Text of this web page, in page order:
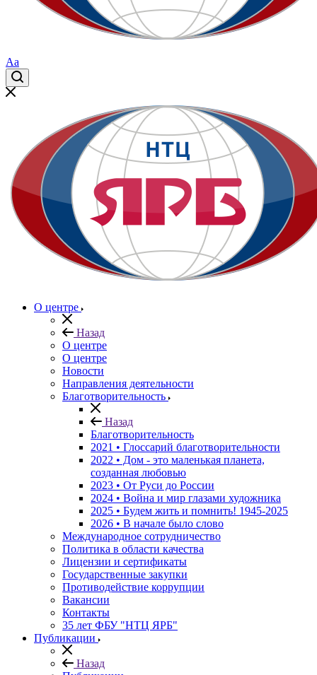
Aa
О центре
Назад
О центре
О центре
Новости
Направления деятельности
Благотворительность
Назад
Благотворительность
2021 • Глоссарий благотворительности
2022 • Дом - это маленькая планета,
созданная любовью
2023 • От Руси до России
2024 • Война и мир глазами художника
2025 • Будем жить и помнить! 1945-2025
2026 • В начале было слово
Международное сотрудничество
Политика в области качества
Лицензии и сертификаты
Государственные закупки
Противодействие коррупции
Вакансии
Контакты
35 лет ФБУ "НТЦ ЯРБ"
Публикации
Назад